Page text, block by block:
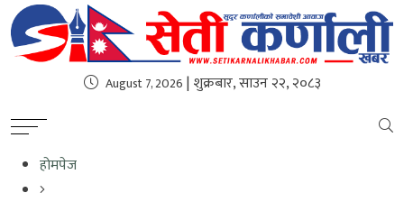
August 7, 2026 | शुक्रबार, साउन २२, २०८३
होमपेज